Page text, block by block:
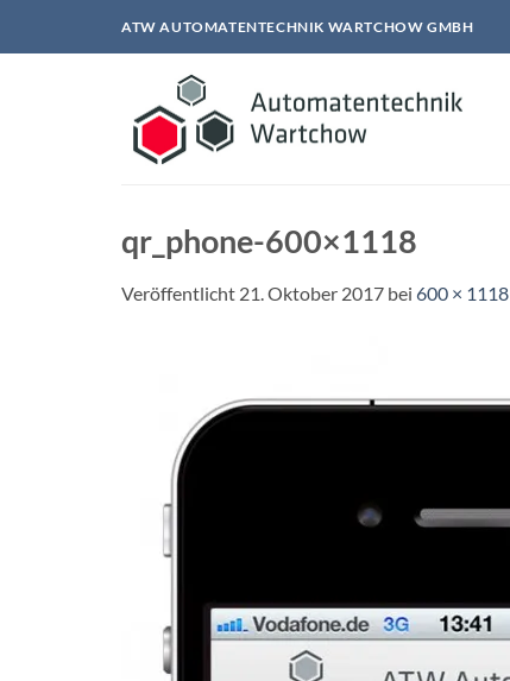
ATW AUTOMATENTECHNIK WARTCHOW GMBH
qr_phone-600×1118
Veröffentlicht 21. Oktober 2017 bei 600 × 1118